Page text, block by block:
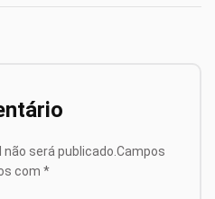
será publicado. Campos
com *